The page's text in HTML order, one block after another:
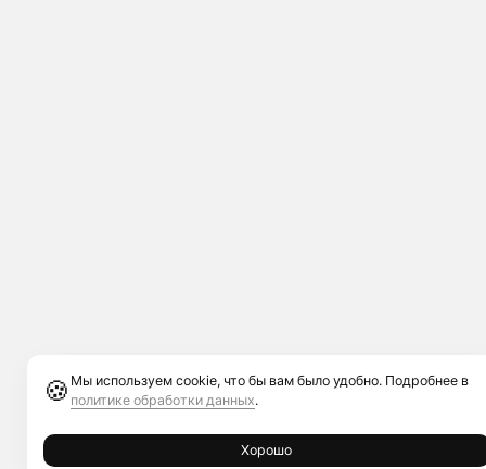
🍪 Мы используем cookie, что бы вам было удобно. Подробнее в
политике обработки данных.
Хорошо